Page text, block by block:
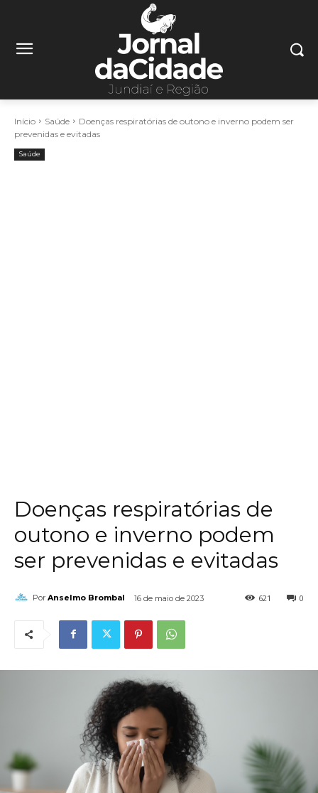
Início Saúde
Doenças respiratórias de outono e inverno podem ser
prevenidas e evitadas
Saúde
Doenças respiratórias de
outono e inverno podem
ser prevenidas e evitadas
Por Anselmo Brombal 16 de maio de 2023 0
621